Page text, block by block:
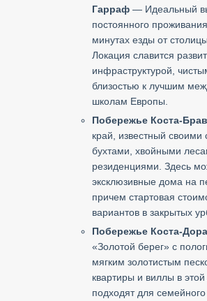
Гарраф — Идеальный
постоянного
минутах езды от
Локация славится
инфраструктурой,
близостью к лучшим
школам Европы.
Побережье Коста-
край, известный своими
бухтами, хвойными
резиденциями. Здесь
эксклюзивные дома на
причем стартовая
вариантов в закрытых
Побережье Коста-
«Золотой берег» с
мягким золотистым
квартиры и виллы в
подходят для